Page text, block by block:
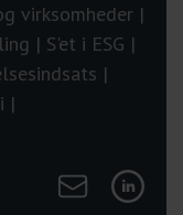
virksomheder |
| S'et i ESG |
|
|
Send mail til
Tilgå